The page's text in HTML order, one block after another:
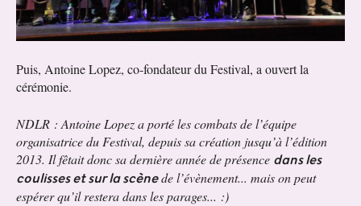
Puis, Antoine Lopez, co-fondateur du Festival, a ouvert la
cérémonie.
NDLR : Antoine Lopez a porté les combats de l’équipe
organisatrice du Festival, depuis sa création jusqu’à l’édition
2013. Il fêtait donc sa dernière année de présence dans les
coulisses et sur la scènede l’évènement... mais on peut
espérer qu’il restera dans les parages... :)